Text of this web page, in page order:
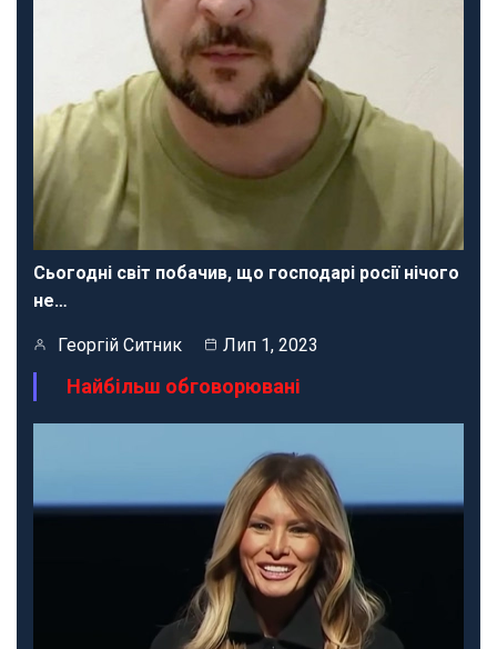
Сьогодні світ побачив, що господарі росії нічого
не…
Георгій Ситник Лип 1, 2023
Найбільш обговорювані